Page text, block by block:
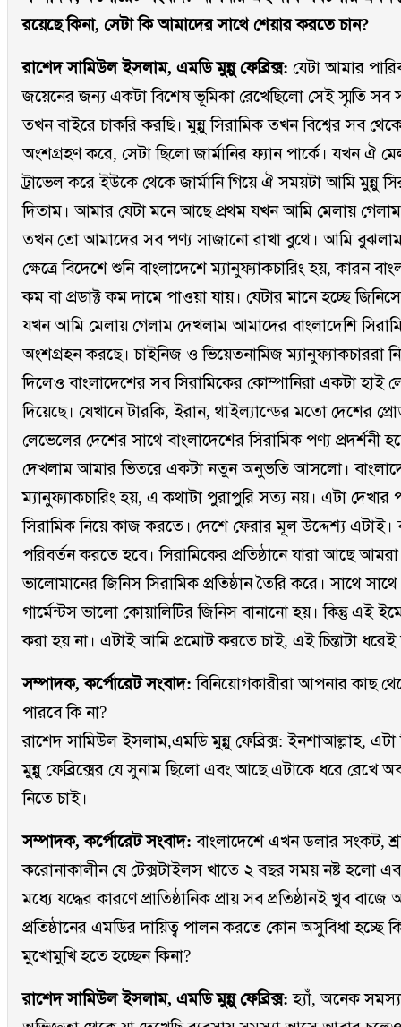
রয়েছে কিনা, সেটা কি আমাদের সাথে শেয়ার করতে চান?
রাশেদ সামিউল ইসলাম, এমডি মুন্নু ফেব্রিক্স: যেটা আমার
জয়েনের জন্য একটা বিশেষ ভূমিকা রেখেছিলো সেই স্মৃতি
তখন বাইরে চাকরি করছি। মুন্নুু সিরামিক তখন বিশ্বের সব থেকে
অংশগ্রহণ করে, সেটা ছিলো জার্মানির ফ্যান পার্কে। যখন ঐ
ট্রাভেল করে ইউকে থেকে জার্মানি গিয়ে ঐ সময়টা আমি মুন্নু
দিতাম। আমার যেটা মনে আছে প্রথম যখন আমি মেলায়
তখন তো আমাদের সব পণ্য সাজানো রাখা বুথে। আমি
ক্ষেত্রে বিদেশে শুনি বাংলাদেশে ম্যানুফ্যাকচারিং হয়, কারন
কম বা প্রডাক্ট কম দামে পাওয়া যায়। যেটার মানে হচ্ছে
যখন আমি মেলায় গেলাম দেখলাম আমাদের বাংলাদেশি
অংশগ্রহন করছে। চাইনিজ ও ভিয়েতনামিজ ম্যানুফ্যাকচাররা
দিলেও বাংলাদেশের সব সিরামিকের কোম্পানিরা একটা হাই
দিয়েছে। যেখানে টারকি, ইরান, থাইল্যান্ডের মতো দেশের
লেভেলের দেশের সাথে বাংলাদেশের সিরামিক পণ্য প্রদর্শনী
দেখলাম আমার ভিতরে একটা নতুন অনুভতি আসলো।
ম্যানুফ্যাকচারিং হয়, এ কথাটা পুরাপুরি সত্য নয়। এটা
সিরামিক নিয়ে কাজ করতে। দেশে ফেরার মূল উদ্দেশ্য এটাই।
পরিবর্তন করতে হবে। সিরামিকের প্রতিষ্ঠানে যারা আছে
ভালোমানের জিনিস সিরামিক প্রতিষ্ঠান তৈরি করে। সাথে
গার্মেন্টস ভালো কোয়ালিটির জিনিস বানানো হয়। কিন্তু এই
করা হয় না। এটাই আমি প্রমোট করতে চাই, এই চিন্তাটা
সম্পাদক, কর্পোরেট সংবাদ: বিনিয়োগকারীরা আপনার কাছ
পারবে কি না?
রাশেদ সামিউল ইসলাম,এমডি মুন্নু ফেব্রিক্স: ইনশাআল্লাহ,
মুন্নু ফেব্রিক্সের যে সুনাম ছিলো এবং আছে এটাকে ধরে রেখে
নিতে চাই।
সম্পাদক, কর্পোরেট সংবাদ:বাংলাদেশে এখন ডলার সংকট,
করোনাকালীন যে টেক্সটাইলস খাতে ২ বছর সময় নষ্ট হলো
মধ্যে যদ্ধের কারণে প্রাতিষ্ঠানিক প্রায় সব প্রতিষ্ঠানই খুব
প্রতিষ্ঠানের এমডির দায়িত্ব পালন করতে কোন অসুবিধা হচ্ছে
মুখোমুখি হতে হচ্ছেন কিনা?
রাশেদ সামিউল ইসলাম, এমডি মুন্নু ফেব্রিক্স: হ্যাঁ, অনেক